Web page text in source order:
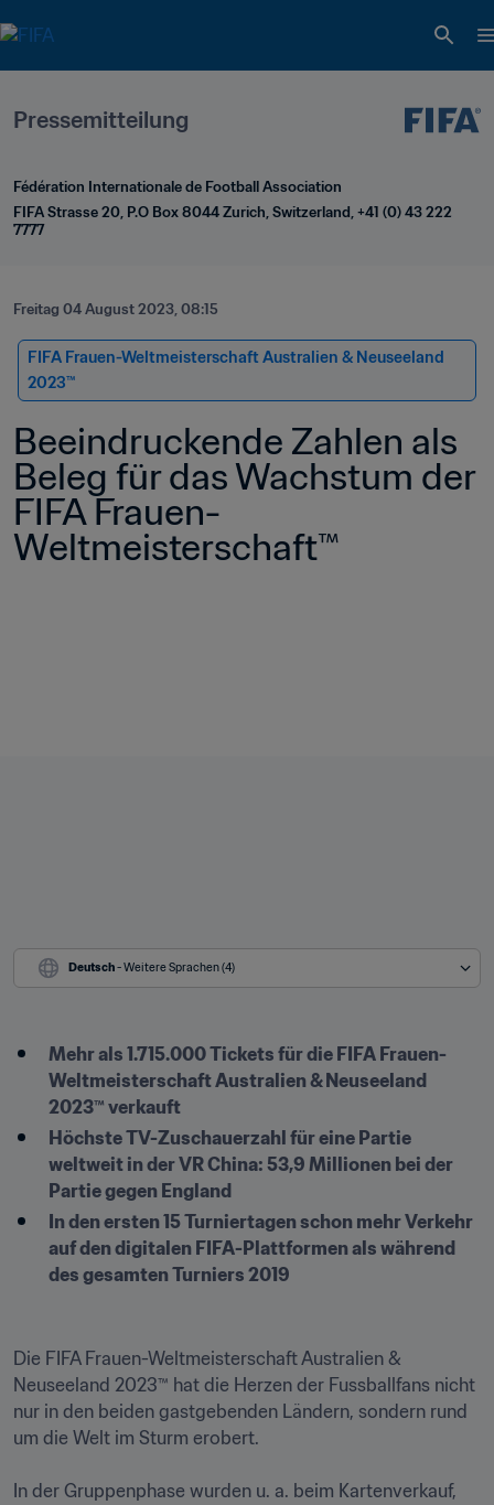
Pressemitteilung
Fédération Internationale de Football Association
FIFA Strasse 20, P.O Box 8044 Zurich, Switzerland, +41 (0) 43 222
7777
Freitag 04 August 2023, 08:15
FIFA Frauen-Weltmeisterschaft Australien & Neuseeland
2023™
Beeindruckende Zahlen als
Beleg für das Wachstum der
FIFA Frauen-
Weltmeisterschaft™
Deutsch - Weitere Sprachen (4)
Mehr als 1.715.000 Tickets für die FIFA Frauen-
Weltmeisterschaft Australien & Neuseeland
2023™ verkauft
Höchste TV-Zuschauerzahl für eine Partie
weltweit in der VR China: 53,9 Millionen bei der
Partie gegen England
In den ersten 15 Turniertagen schon mehr Verkehr
auf den digitalen FIFA-Plattformen als während
des gesamten Turniers 2019
Die FIFA Frauen-Weltmeisterschaft Australien &
Neuseeland 2023™ hat die Herzen der Fussballfans nicht
nur in den beiden gastgebenden Ländern, sondern rund
um die Welt im Sturm erobert.
In der Gruppenphase wurden u. a. beim Kartenverkauf,